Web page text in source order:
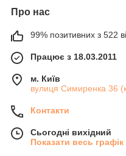
Про нас
99% позитивних з 522
Працює з 18.03.2011
м. Київ
вулиця Симиренка 36
Контакти
Сьогодні вихідний
Показати весь